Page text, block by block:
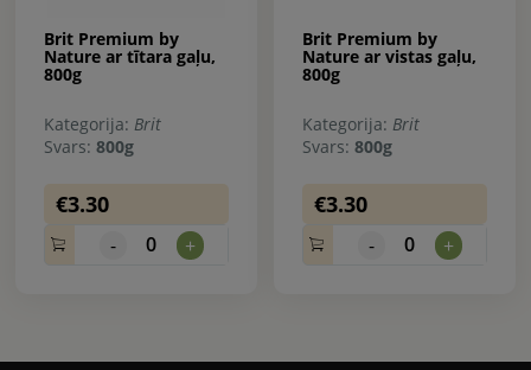
Brit Premium by
Nature ar tītara gaļu,
800g
Kategorija: Brit
Svars: 800g
€3.30
- 0 +
Brit Premium by
Nature ar vistas gaļu,
800g
Kategorija: Brit
Svars: 800g
€3.30
- 0 +